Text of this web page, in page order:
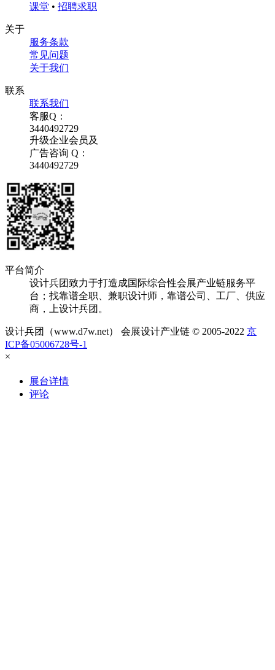
课堂 • 招聘求职
关于
服务条款
常见问题
关于我们
联系
联系我们
客服Q：
3440492729
升级企业会员及
广告咨询 Q：
3440492729
平台简介
设计兵团致力于打造成国际综合性会展产业链服务平
台；找靠谱全职、兼职设计师，靠谱公司、工厂、供应
商，上设计兵团。
设计兵团（www.d7w.net） 会展设计产业链 © 2005-2022 京
ICP备05006728号-1
×
展台详情
评论